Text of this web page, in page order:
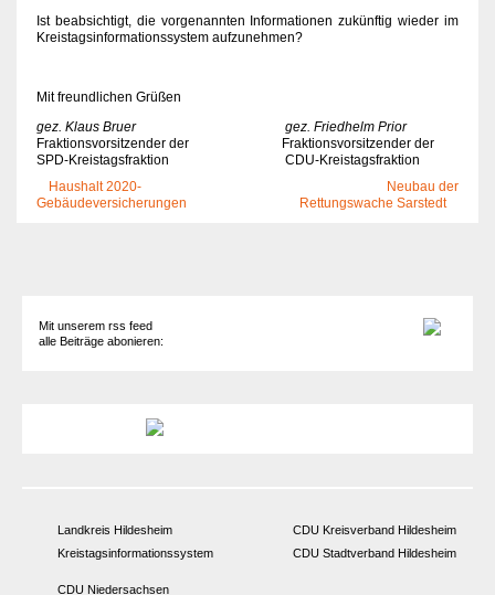
Ist beabsichtigt, die vorgenannten Informationen zukünftig wieder im
Kreistagsinformationssystem aufzunehmen?
Mit freundlichen Grüßen
gez. Klaus Bruer
gez. Friedhelm Prior
Fraktionsvorsitzender der Fraktionsvorsitzender der
SPD-Kreistagsfraktion CDU-Kreistagsfraktion
Haushalt 2020-
Gebäudeversicherungen
Neubau der
Rettungswache Sarstedt
Mit unserem rss feed
alle Beiträge abonieren:
Landkreis Hildesheim
Kreistagsinformationssystem
CDU Kreisverband Hildesheim
CDU Stadtverband Hildesheim
CDU Niedersachsen